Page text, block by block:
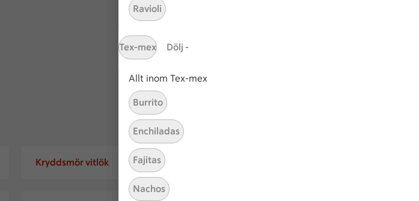
Ravioli
Tex-mex Dölj -
Allt inom Tex-mex
Burrito
Enchiladas
Fajitas
Nachos
Kryddsmör vitlök